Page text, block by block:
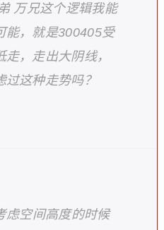
万兄这个逻辑我能
能，就是300405受
，走出大阴线，
过这种走势吗？
虑空间高度的时候